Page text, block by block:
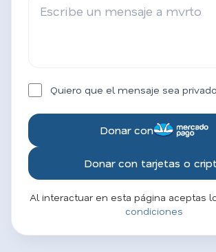
Quiero que el mensaje sea
Donar con
Donar con tarjetas o
Al interactuar en esta página aceptas
condiciones